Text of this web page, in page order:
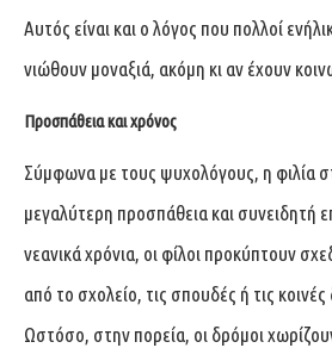
Αυτός είναι και ο λόγος που πολλοί
νιώθουν μοναξιά, ακόμη κι αν έχουν
Προσπάθεια και χρόνος
Σύμφωνα με τους ψυχολόγους, η φιλία
μεγαλύτερη προσπάθεια και συνειδητή
νεανικά χρόνια, οι φίλοι προκύπτουν
από το σχολείο, τις σπουδές ή τις
Ωστόσο, στην πορεία, οι δρόμοι